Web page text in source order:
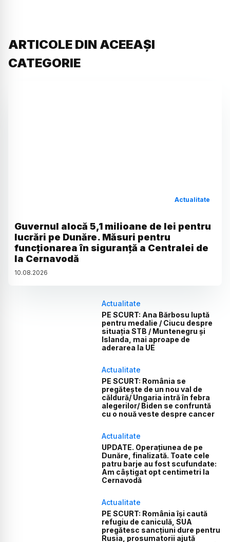
ARTICOLE DIN ACEEAȘI
CATEGORIE
Actualitate
Guvernul alocă 5,1 milioane de lei pentru
lucrări pe Dunăre. Măsuri pentru
funcționarea în siguranță a Centralei de
la Cernavodă
10.08.2026
Actualitate
PE SCURT: Ana Bărbosu luptă
pentru medalie / Ciucu despre
situația STB / Muntenegru și
Islanda, mai aproape de
aderarea la UE
Actualitate
PE SCURT: România se
pregătește de un nou val de
căldură/ Ungaria intră în febra
alegerilor/ Biden se confruntă
cu o nouă veste despre cancer
Actualitate
UPDATE. Operațiunea de pe
Dunăre, finalizată. Toate cele
patru barje au fost scufundate:
Am câștigat opt centimetri la
Cernavodă
Actualitate
PE SCURT: România își caută
refugiu de caniculă, SUA
pregătesc sancțiuni dure pentru
Rusia, prosumatorii ajută